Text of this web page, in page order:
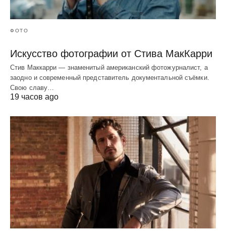
ФОТО
Искусство фотографии от Стива МакКарри
Стив Маккарри — знаменитый американский фотожурналист, а
заодно и современный представитель документальной съёмки.
Свою славу…
19 часов ago